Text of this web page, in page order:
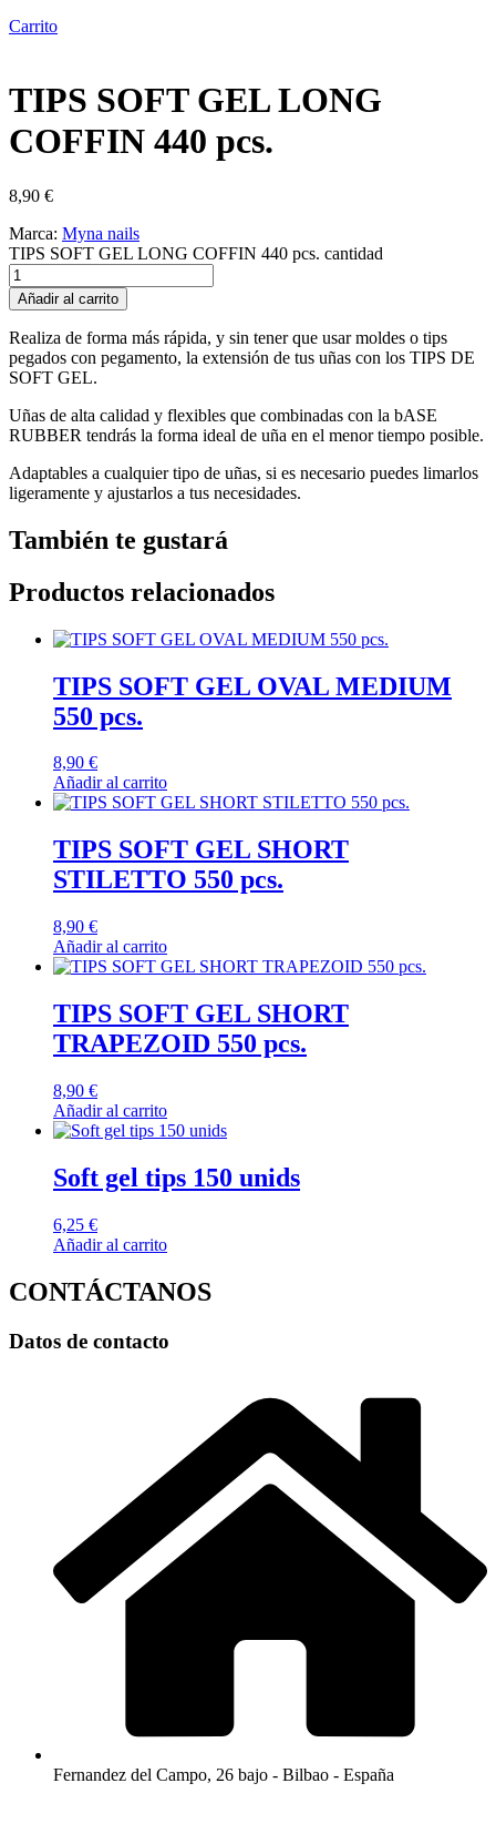
Carrito
TIPS SOFT GEL LONG
COFFIN 440 pcs.
8,90 €
Marca: Myna nails
TIPS SOFT GEL LONG COFFIN 440 pcs. cantidad
Añadir al carrito
Realiza de forma más rápida, y sin tener que usar moldes o tips
pegados con pegamento, la extensión de tus uñas con los TIPS DE
SOFT GEL.
Uñas de alta calidad y flexibles que combinadas con la bASE
RUBBER tendrás la forma ideal de uña en el menor tiempo posible.
Adaptables a cualquier tipo de uñas, si es necesario puedes limarlos
ligeramente y ajustarlos a tus necesidades.
También te gustará
Productos relacionados
TIPS SOFT GEL OVAL MEDIUM
550 pcs.
8,90 €
Añadir al carrito
TIPS SOFT GEL SHORT
STILETTO 550 pcs.
8,90 €
Añadir al carrito
TIPS SOFT GEL SHORT
TRAPEZOID 550 pcs.
8,90 €
Añadir al carrito
Soft gel tips 150 unids
6,25 €
Añadir al carrito
CONTÁCTANOS
Datos de contacto
Fernandez del Campo, 26 bajo - Bilbao - España